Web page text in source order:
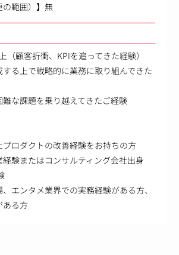
の範囲）】無
（顧客折衝、KPIを追ってきた経験）
する上で戦略的に業務に取り組んできた
難な課題を乗り越えてきたご経験
プロダクトの改善経験をお持ちの方
経験またはコンサルティング会社出身
エンタメ業界での実務経験がある方、
ある方